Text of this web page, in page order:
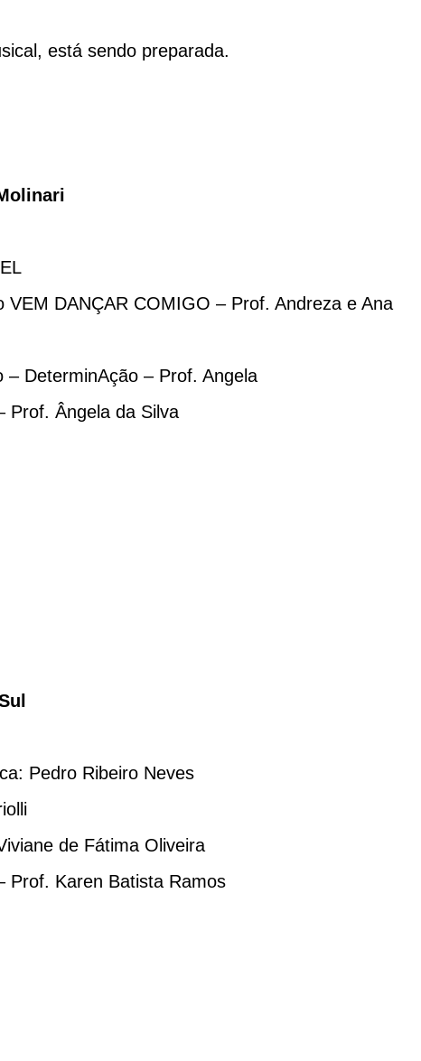
está sendo preparada.
VEM DANÇAR COMIGO – Prof. Andreza e Ana
– DeterminAção – Prof. Angela
Prof. Ângela da Silva
Pedro Ribeiro Neves
de Fátima Oliveira
Prof. Karen Batista Ramos